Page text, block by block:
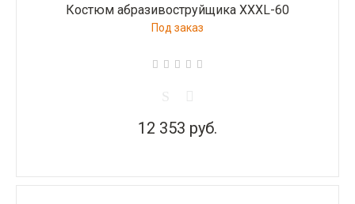
Костюм абразивоструйщика XXXL-60
Под заказ
12 353 руб.